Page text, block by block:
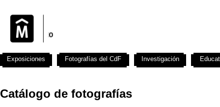
Catálogo de fotografías
Exposiciones Fotografías del CdF Investigación